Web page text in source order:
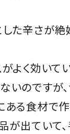
した辛さが
よく効いて
のですが
ある食材で
が出ていて